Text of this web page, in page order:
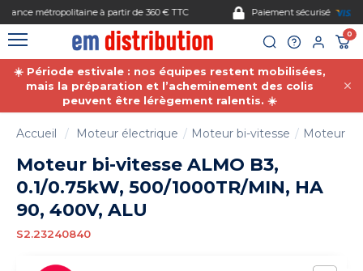
Paiement sécurisé
0
☀️ Période estivale : nos équipes restent mobilisées,
mais la préparation et l’acheminement des colis
peuvent être lérègement ralentis. ☀️
Accueil Moteur électrique Moteur bi-vitesse Moteur
Moteur bi-vitesse ALMO B3,
0.1/0.75kW, 500/1000TR/MIN, HA
90, 400V, ALU
S2.23240840
Gestion des cookies